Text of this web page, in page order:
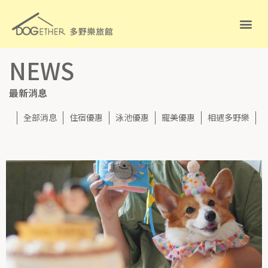
NEWS
最新消息
全部消息 住宿優惠 泳池優惠 寵美優惠 相遇多野樂